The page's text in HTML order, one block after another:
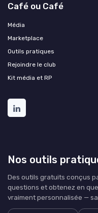
Café ou Café
Média
Marketplace
Outils pratiques
Rejoindre le club
Kit média et RP
Nos outils
Des outils gratuits conçus
questions et obtenez en
vraiment personnalisée —